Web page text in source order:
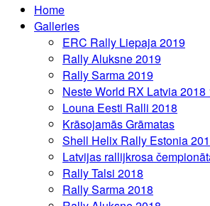
Home
Galleries
ERC Rally Liepaja 2019
Rally Aluksne 2019
Rally Sarma 2019
Neste World RX Latvia 2018
Louna Eesti Ralli 2018
Krāsojamās Grāmatas
Shell Helix Rally Estonia
Latvijas rallijkrosa
Rally Talsi 2018
Rally Sarma 2018